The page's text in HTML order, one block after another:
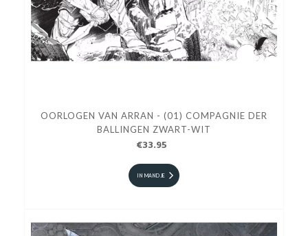
OORLOGEN VAN ARRAN - (01) COMPAGNIE DER
BALLINGEN ZWART-WIT
€33.95
IN MANDJE